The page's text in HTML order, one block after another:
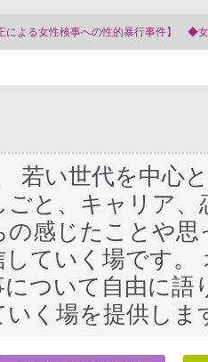
会事務局
若い世代を中心
と、キャリア
の感じたことや
していく場です
ついて自由に
いく場を提供しま